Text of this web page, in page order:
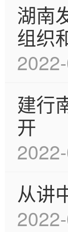
湖南
组织
建行
开
从讲